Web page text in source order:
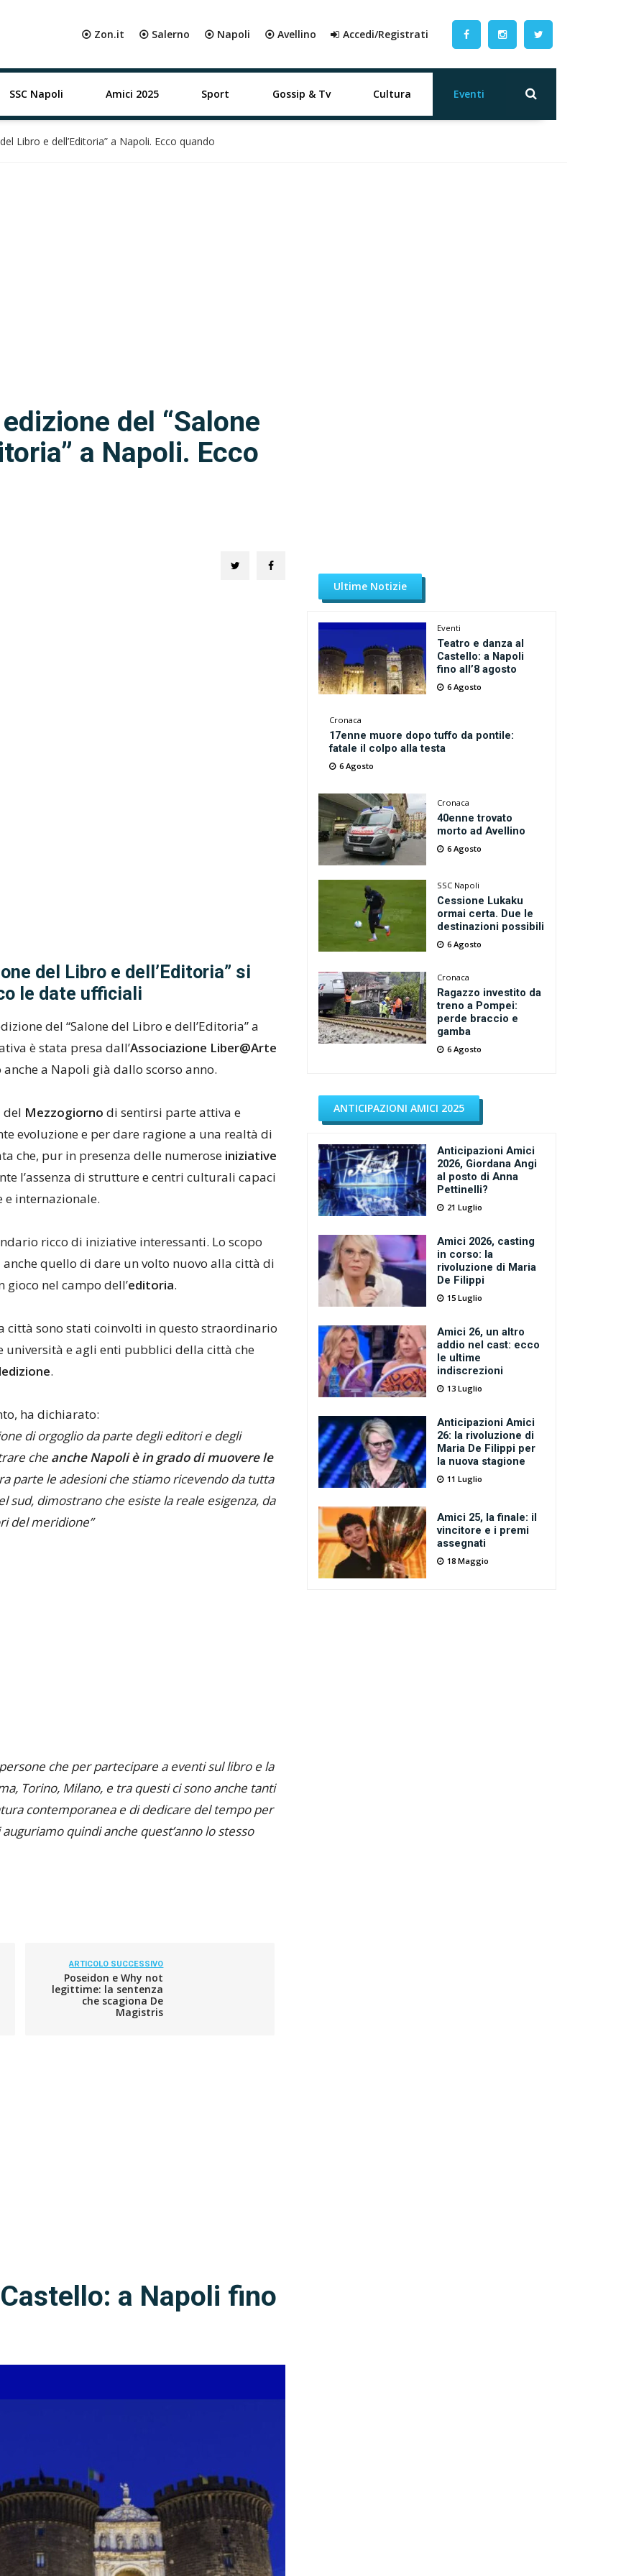
⦿ Zon.it ⦿ Salerno ⦿ Napoli ⦿ Avellino Accedi/Registrati
SSC Napoli Amici 2025 Sport Gossip & Tv Cultura Eventi
Libro e dell’Editoria” a Napoli. Ecco quando
del “Salone
a Napoli. Ecco
del Libro e dell’Editoria” si
le date ufficiali
del “Salone del Libro e dell’Editoria” a
è stata presa dall’Associazione Liber@Arte
a Napoli già dallo scorso anno.
del Mezzogiorno di sentirsi parte attiva e
evoluzione e per dare ragione a una realtà di
che, pur in presenza delle numerose iniziative
l’assenza di strutture e centri culturali capaci
internazionale.
ricco di iniziative interessanti. Lo scopo
quello di dare un volto nuovo alla città di
gioco nel campo dell’editoria.
città sono stati coinvolti in questo straordinario
università e agli enti pubblici della città che
.
ha dichiarato:
di orgoglio da parte degli editori e degli
che anche Napoli è in grado di muovere le
parte le adesioni che stiamo ricevendo da tutta
sud, dimostrano che esiste la reale esigenza, da
del meridione”
che per partecipare a eventi sul libro e la
Torino, Milano, e tra questi ci sono anche tanti
contemporanea e di dedicare del tempo per
quindi anche quest’anno lo stesso
ARTICOLO SUCCESSIVO
Poseidon e Why not
legittime: la sentenza
che scagiona De
Magistris
a Napoli fino
Ultime Notizie
Eventi
Teatro e danza al
Castello: a Napoli
fino all’8 agosto
6 Agosto
Cronaca
17enne muore dopo tuffo da pontile:
fatale il colpo alla testa
6 Agosto
Cronaca
40enne trovato
morto ad Avellino
6 Agosto
SSC Napoli
Cessione Lukaku
ormai certa. Due le
destinazioni possibili
6 Agosto
Cronaca
Ragazzo investito da
treno a Pompei:
perde braccio e
gamba
6 Agosto
ANTICIPAZIONI AMICI 2025
Anticipazioni Amici
2026, Giordana Angi
al posto di Anna
Pettinelli?
21 Luglio
Amici 2026, casting
in corso: la
rivoluzione di Maria
De Filippi
15 Luglio
Amici 26, un altro
addio nel cast: ecco
le ultime
indiscrezioni
13 Luglio
Anticipazioni Amici
26: la rivoluzione di
Maria De Filippi per
la nuova stagione
11 Luglio
Amici 25, la finale: il
vincitore e i premi
assegnati
18 Maggio